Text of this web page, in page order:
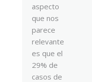
aspecto
que nos
parece
relevante
es que el
29% de
casos de